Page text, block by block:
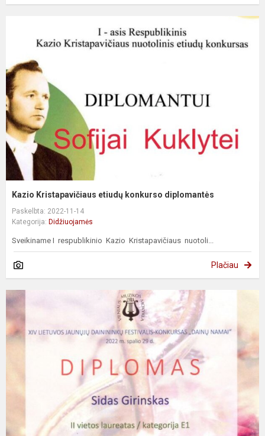
Kazio Kristapavičiaus etiudų konkurso diplomantės
Paskelbta: 2022-11-14
Kategorija: Didžiuojamės
Sveikiname I respublikinio Kazio Kristapavičiaus nuotoli...
Plačiau